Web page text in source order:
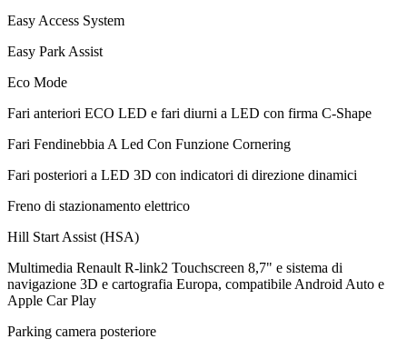
Easy Access System
Easy Park Assist
Eco Mode
Fari anteriori ECO LED e fari diurni a LED con firma C-Shape
Fari Fendinebbia A Led Con Funzione Cornering
Fari posteriori a LED 3D con indicatori di direzione dinamici
Freno di stazionamento elettrico
Hill Start Assist (HSA)
Multimedia Renault R-link2 Touchscreen 8,7" e sistema di
navigazione 3D e cartografia Europa, compatibile Android Auto e
Apple Car Play
Parking camera posteriore